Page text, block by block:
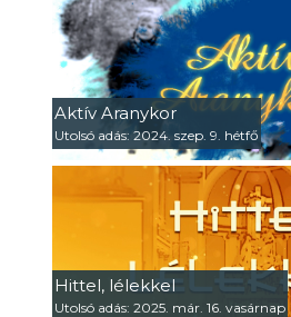
Aktív Aranykor
Utolsó adás: 2024. szep. 9. hétfő
Hittel, lélekkel
Utolsó adás: 2025. már. 16. vasárnap